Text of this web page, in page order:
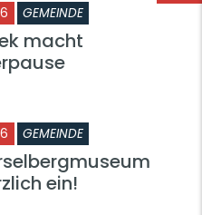
GEMEINDE
macht
GEMEINDE
ein!